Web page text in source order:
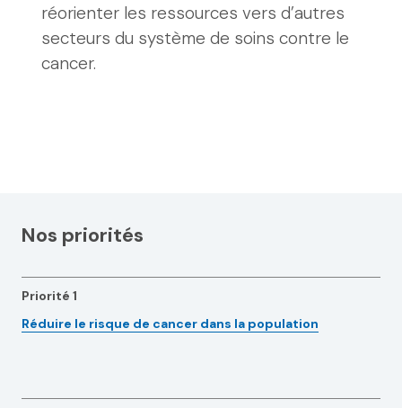
réorienter les ressources vers d’autres
secteurs du système de soins contre le
cancer.
Nos priorités
Priorité 1
Réduire le risque de cancer dans la population